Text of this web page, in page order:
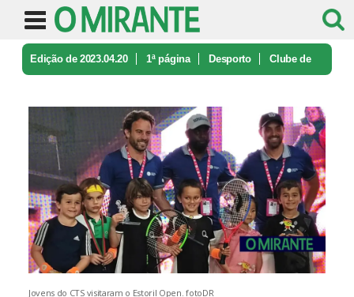
Edição de 2023.04.20 1ª página Desporto Clube de
Jovens do CTS visitaram o Estoril Open. fotoDR